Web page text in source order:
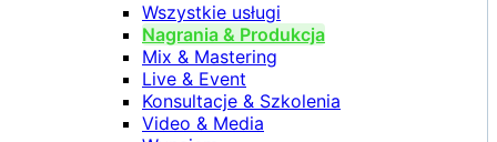
Wszystkie usługi
Nagrania & Produkcja
Mix & Mastering
Live & Event
Konsultacje & Szkolenia
Video & Media